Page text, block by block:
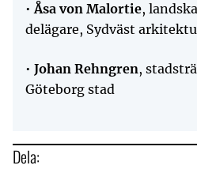
•Åsa von Malortie,
delägare, Sydväst
• Johan Rehngren,
Göteborg stad
Dela: